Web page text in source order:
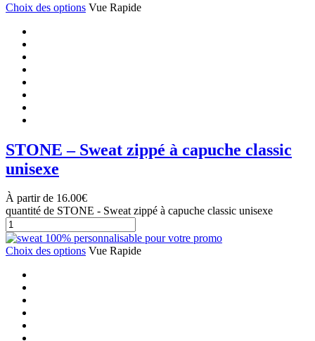
Choix des options Vue Rapide
STONE – Sweat zippé à capuche classic
unisexe
À partir de 16.00€
quantité de STONE - Sweat zippé à capuche classic unisexe
Choix des options Vue Rapide